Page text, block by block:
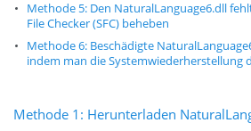
Methode 5: Den NaturalLanguage6.dll
File Checker (SFC) beheben
Methode 6: Beschädigte
indem man die Systemwiederherstellung
Methode 1: Herunterladen